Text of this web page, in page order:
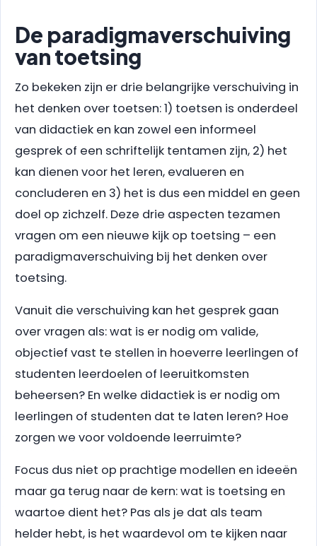
De paradigmaverschuiving
van toetsing
Zo bekeken zijn er drie belangrijke verschuiving in
het denken over toetsen: 1) toetsen is onderdeel
van didactiek en kan zowel een informeel
gesprek of een schriftelijk tentamen zijn, 2) het
kan dienen voor het leren, evalueren en
concluderen en 3) het is dus een middel en geen
doel op zichzelf. Deze drie aspecten tezamen
vragen om een nieuwe kijk op toetsing – een
paradigmaverschuiving bij het denken over
toetsing.
Vanuit die verschuiving kan het gesprek gaan
over vragen als: wat is er nodig om valide,
objectief vast te stellen in hoeverre leerlingen of
studenten leerdoelen of leeruitkomsten
beheersen? En welke didactiek is er nodig om
leerlingen of studenten dat te laten leren? Hoe
zorgen we voor voldoende leerruimte?
Focus dus niet op prachtige modellen en ideeën
maar ga terug naar de kern: wat is toetsing en
waartoe dient het? Pas als je dat als team
helder hebt, is het waardevol om te kijken naar